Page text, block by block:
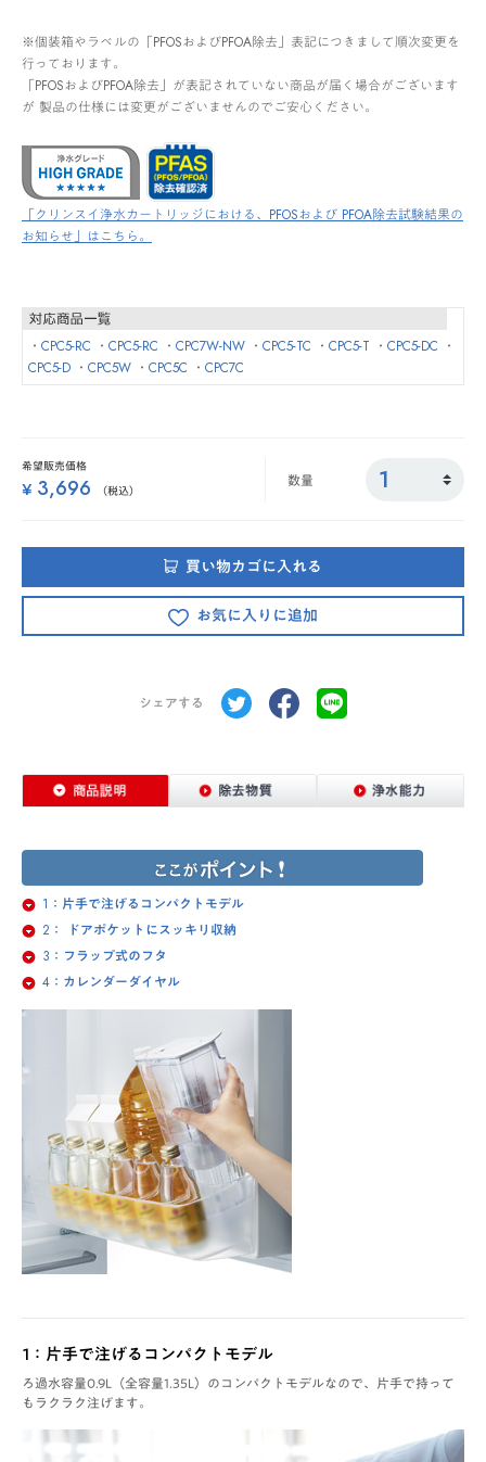
※個装箱やラベルの「PFOSおよびPFOA除去」表記につきまして順次変更を
行っております。
「PFOSおよびPFOA除去」が表記されていない商品が届く場合がございます
が 製品の仕様には変更がございませんのでご安心ください。
「クリンスイ浄水カートリッジにおける、PFOSおよび PFOA除去試験結果の
お知らせ」はこちら。
・ CPC5-RC ・ CPC5-RC ・ CPC7W-NW ・ CPC5-TC ・ CPC5-T ・ CPC5-DC ・
CPC5-D ・ CPC5W ・ CPC5C ・ CPC7C
希望販売価格
¥ 3,696 （税込）
数量
買い物カゴに入れる
お気に入りに追加
シェアする
1：片手で注げるコンパクトモデル
2： ドアポケットにスッキリ収納
3：フラップ式のフタ
4：カレンダーダイヤル
1：片手で注げるコンパクトモデル
ろ過水容量0.9L（全容量1.35L）のコンパクトモデルなので、片手で持って
もラクラク注げます。